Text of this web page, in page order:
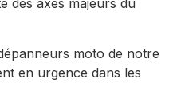
des axes majeurs du
moto de notre
en urgence dans les